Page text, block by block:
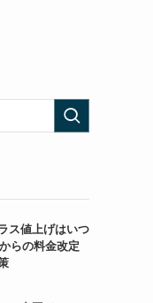
ス値上げはいつ
らの料金改定